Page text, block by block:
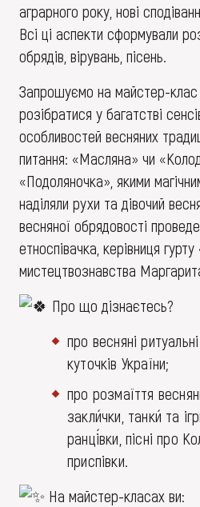
аграрного року, нові
Всі ці аспекти сформували
обрядів, вірувань, пісень.
Запрошуємо на майстер-клас
розібратися у багатстві
особливостей весняних
питання: «Масляна» чи
«Подоляночка», якими
наділяли рухи та дівочий
весняної обрядовості
етноспівачка, керівниця
мистецтвознавства
Про що дізнаєтесь?
про весняні
куточків України;
про розмаїття
закли́чки, танки́ та
ранці́вки, пісні про
приспівки.
На майстер-класах ви: